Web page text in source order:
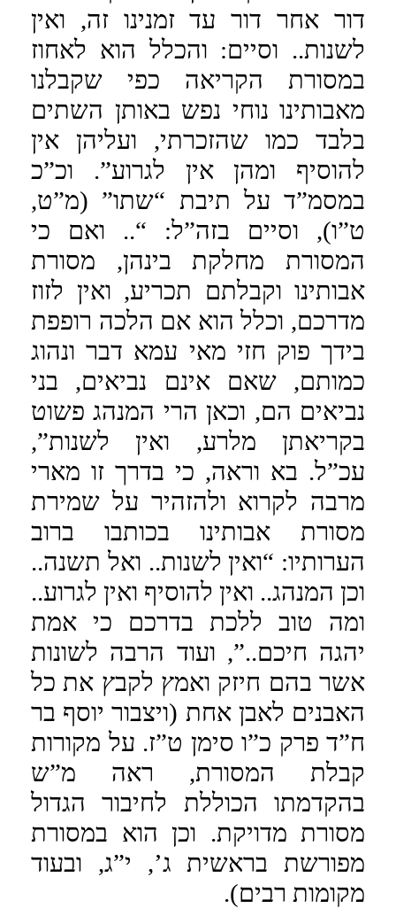
דור אחר דור עד זמנינו זה, ואין
לשנות.. וסיים: והכלל הוא לאחוז
במסורת הקריאה כפי שקבלנו
מאבותינו נוחי נפש באותן השתים
בלבד כמו שהזכרתי, ועליהן אין
להוסיף ומהן אין לגרוע”. וכ”כ
במסמ”ד על תיבת “שתו” (מ”ט,
ט”ו), וסיים בזה”ל: “.. ואם כי
המסורת מחלקת בינהן, מסורת
אבותינו וקבלתם תכריע, ואין לזוז
מדרכם, וכלל הוא אם הלכה רופפת
בידך פוק חזי מאי עמא דבר ונהוג
כמותם, שאם אינם נביאים, בני
נביאים הם, וכאן הרי המנהג פשוט
בקריאתן מלרע, ואין לשנות”,
עכ”ל. בא וראה, כי בדרך זו מארי
מרבה לקרוא ולהזהיר על שמירת
מסורת אבותינו בכותבו ברוב
הערותיו: “ואין לשנות.. ואל תשנה..
וכן המנהג.. ואין להוסיף ואין לגרוע..
ומה טוב ללכת בדרכם כי אמת
יהגה חיכם..”, ועוד הרבה לשונות
אשר בהם חיזק ואמץ לקבץ את כל
האבנים לאבן אחת (ויצבור יוסף בר
ח”ד פרק כ”ו סימן ט”ז. על מקורות
קבלת המסורת, ראה מ”ש
בהקדמתו הכוללת לחיבור הגדול
מסורת מדויקת. וכן הוא במסורת
מפורשת בראשית ג’, י”ג, ובעוד
מקומות רבים).